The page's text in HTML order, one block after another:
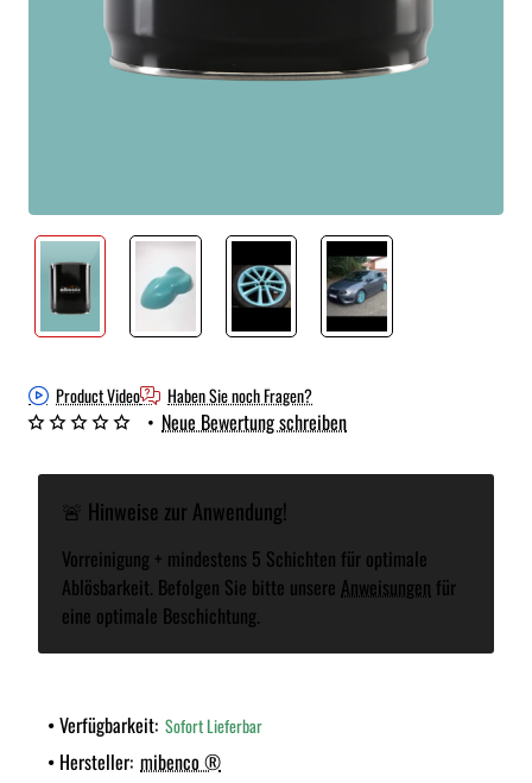
Product Video Haben Sie noch Fragen?
🚨 Hinweise zur Anwendung!
Vorreinigung + mindestens 5 Schichten für optimale
Ablösbarkeit. Befolgen Sie bitte unsere Anweisungen für
eine optimale Beschichtung.
Verfügbarkeit: Sofort Lieferbar
Hersteller: mibenco ®
• Neue Bewertung schreiben